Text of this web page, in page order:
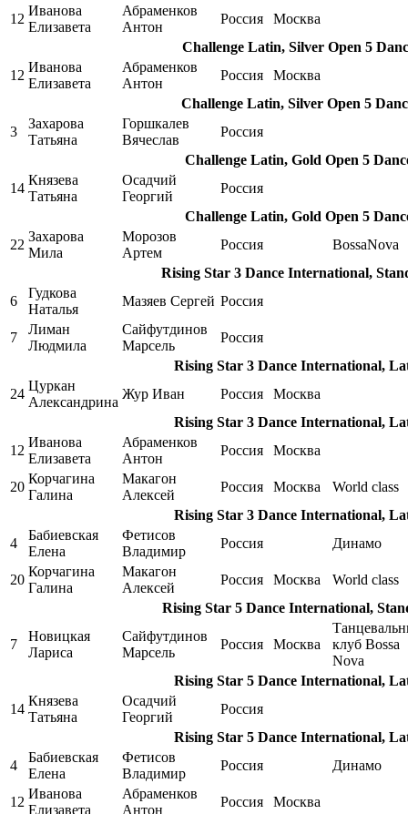
12
Иванова
Елизавета
Абраменков
Антон
Россия
Москва
Challenge Latin, Silver Open 5
12
Иванова
Елизавета
Абраменков
Антон
Россия
Москва
Challenge Latin, Silver Open 5
3
Захарова
Татьяна
Горшкалев
Вячеслав
Россия
Challenge Latin, Gold Open 5
14
Князева
Татьяна
Осадчий
Георгий
Россия
Challenge Latin, Gold Open 5
22
Захарова
Мила
Морозов
Артем
Россия
BossaNova
Rising Star 3 Dance International,
6
Гудкова
Наталья
Мазяев Сергей Россия
7
Лиман
Людмила
Сайфутдинов
Марсель
Россия
Rising Star 3 Dance International,
24
Цуркан
Александрина
Жур Иван Россия
Москва
Rising Star 3 Dance International,
12
Иванова
Елизавета
Абраменков
Антон
Россия Москва
20
Корчагина
Галина
Макагон
Алексей
Россия Москва
World class
Rising Star 3 Dance International,
4
Бабиевская
Елена
Фетисов
Владимир
Россия Динамо
20
Корчагина
Галина
Макагон
Алексей
Россия Москва
World class
Rising Star 5 Dance International,
7
Новицкая
Лариса
Сайфутдинов
Марсель
Россия Москва
клуб Bossa
Nova
Rising Star 5 Dance International,
14
Князева
Татьяна
Осадчий
Георгий
Россия
Rising Star 5 Dance International,
4
Бабиевская
Елена
Фетисов
Владимир
Россия Динамо
12
Иванова
Елизавета
Абраменков
Антон
Россия Москва